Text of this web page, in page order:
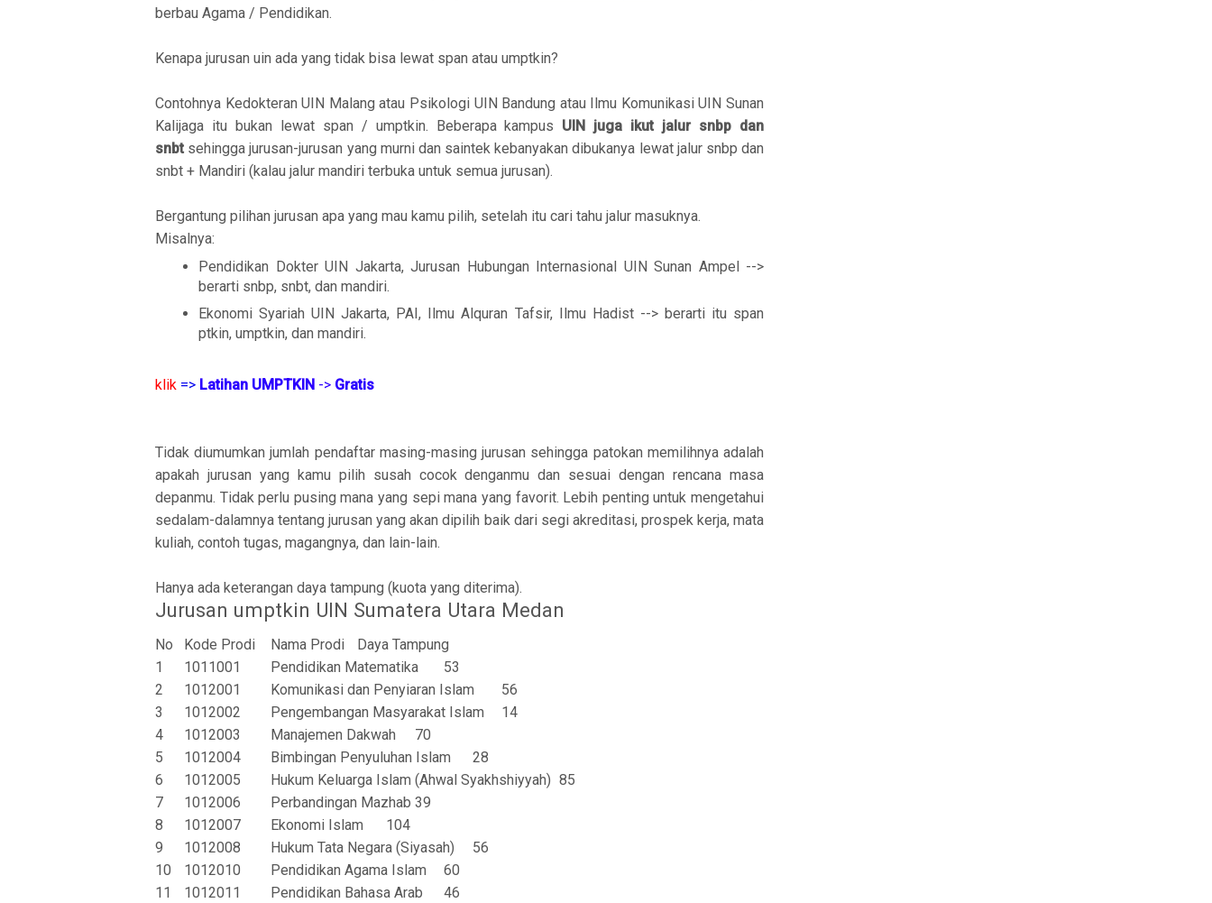
berbau Agama / Pendidikan.
Kenapa jurusan uin ada yang tidak bisa lewat span atau umptkin?
Contohnya Kedokteran UIN Malang atau Psikologi UIN Bandung atau Ilmu Komunikasi UIN Sunan
Kalijaga itu bukan lewat span / umptkin. Beberapa kampus UIN juga ikut jalur snbp dan
snbt sehingga jurusan-jurusan yang murni dan saintek kebanyakan dibukanya lewat jalur snbp dan
snbt + Mandiri (kalau jalur mandiri terbuka untuk semua jurusan).
Bergantung pilihan jurusan apa yang mau kamu pilih, setelah itu cari tahu jalur masuknya.
Misalnya:
Pendidikan Dokter UIN Jakarta, Jurusan Hubungan Internasional UIN Sunan Ampel -->
berarti snbp, snbt, dan mandiri.
Ekonomi Syariah UIN Jakarta, PAI, Ilmu Alquran Tafsir, Ilmu Hadist --> berarti itu span
ptkin, umptkin, dan mandiri.
klik => Latihan UMPTKIN -> Gratis
Tidak diumumkan jumlah pendaftar masing-masing jurusan sehingga patokan memilihnya adalah
apakah jurusan yang kamu pilih susah cocok denganmu dan sesuai dengan rencana masa
depanmu. Tidak perlu pusing mana yang sepi mana yang favorit. Lebih penting untuk mengetahui
sedalam-dalamnya tentang jurusan yang akan dipilih baik dari segi akreditasi, prospek kerja, mata
kuliah, contoh tugas, magangnya, dan lain-lain.
Hanya ada keterangan daya tampung (kuota yang diterima).
Jurusan umptkin UIN Sumatera Utara Medan
No Kode Prodi Nama Prodi
Daya Tampung
1
1011001 Pendidikan Matematika
53
2
1012001 Komunikasi dan Penyiaran Islam
56
3
1012002 Pengembangan Masyarakat Islam
14
4
1012003 Manajemen Dakwah
70
5
1012004 Bimbingan Penyuluhan Islam
28
6
1012005 Hukum Keluarga Islam (Ahwal Syakhshiyyah) 85
7
1012006 Perbandingan Mazhab 39
8
1012007 Ekonomi Islam
104
9
1012008 Hukum Tata Negara (Siyasah)
56
10
1012010 Pendidikan Agama Islam
60
11
1012011 Pendidikan Bahasa Arab
46